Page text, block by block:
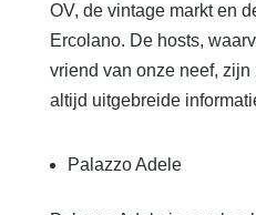
OV, de vintage markt en
Ercolano. De hosts,
vriend van onze neef,
altijd uitgebreide
Palazzo Adele